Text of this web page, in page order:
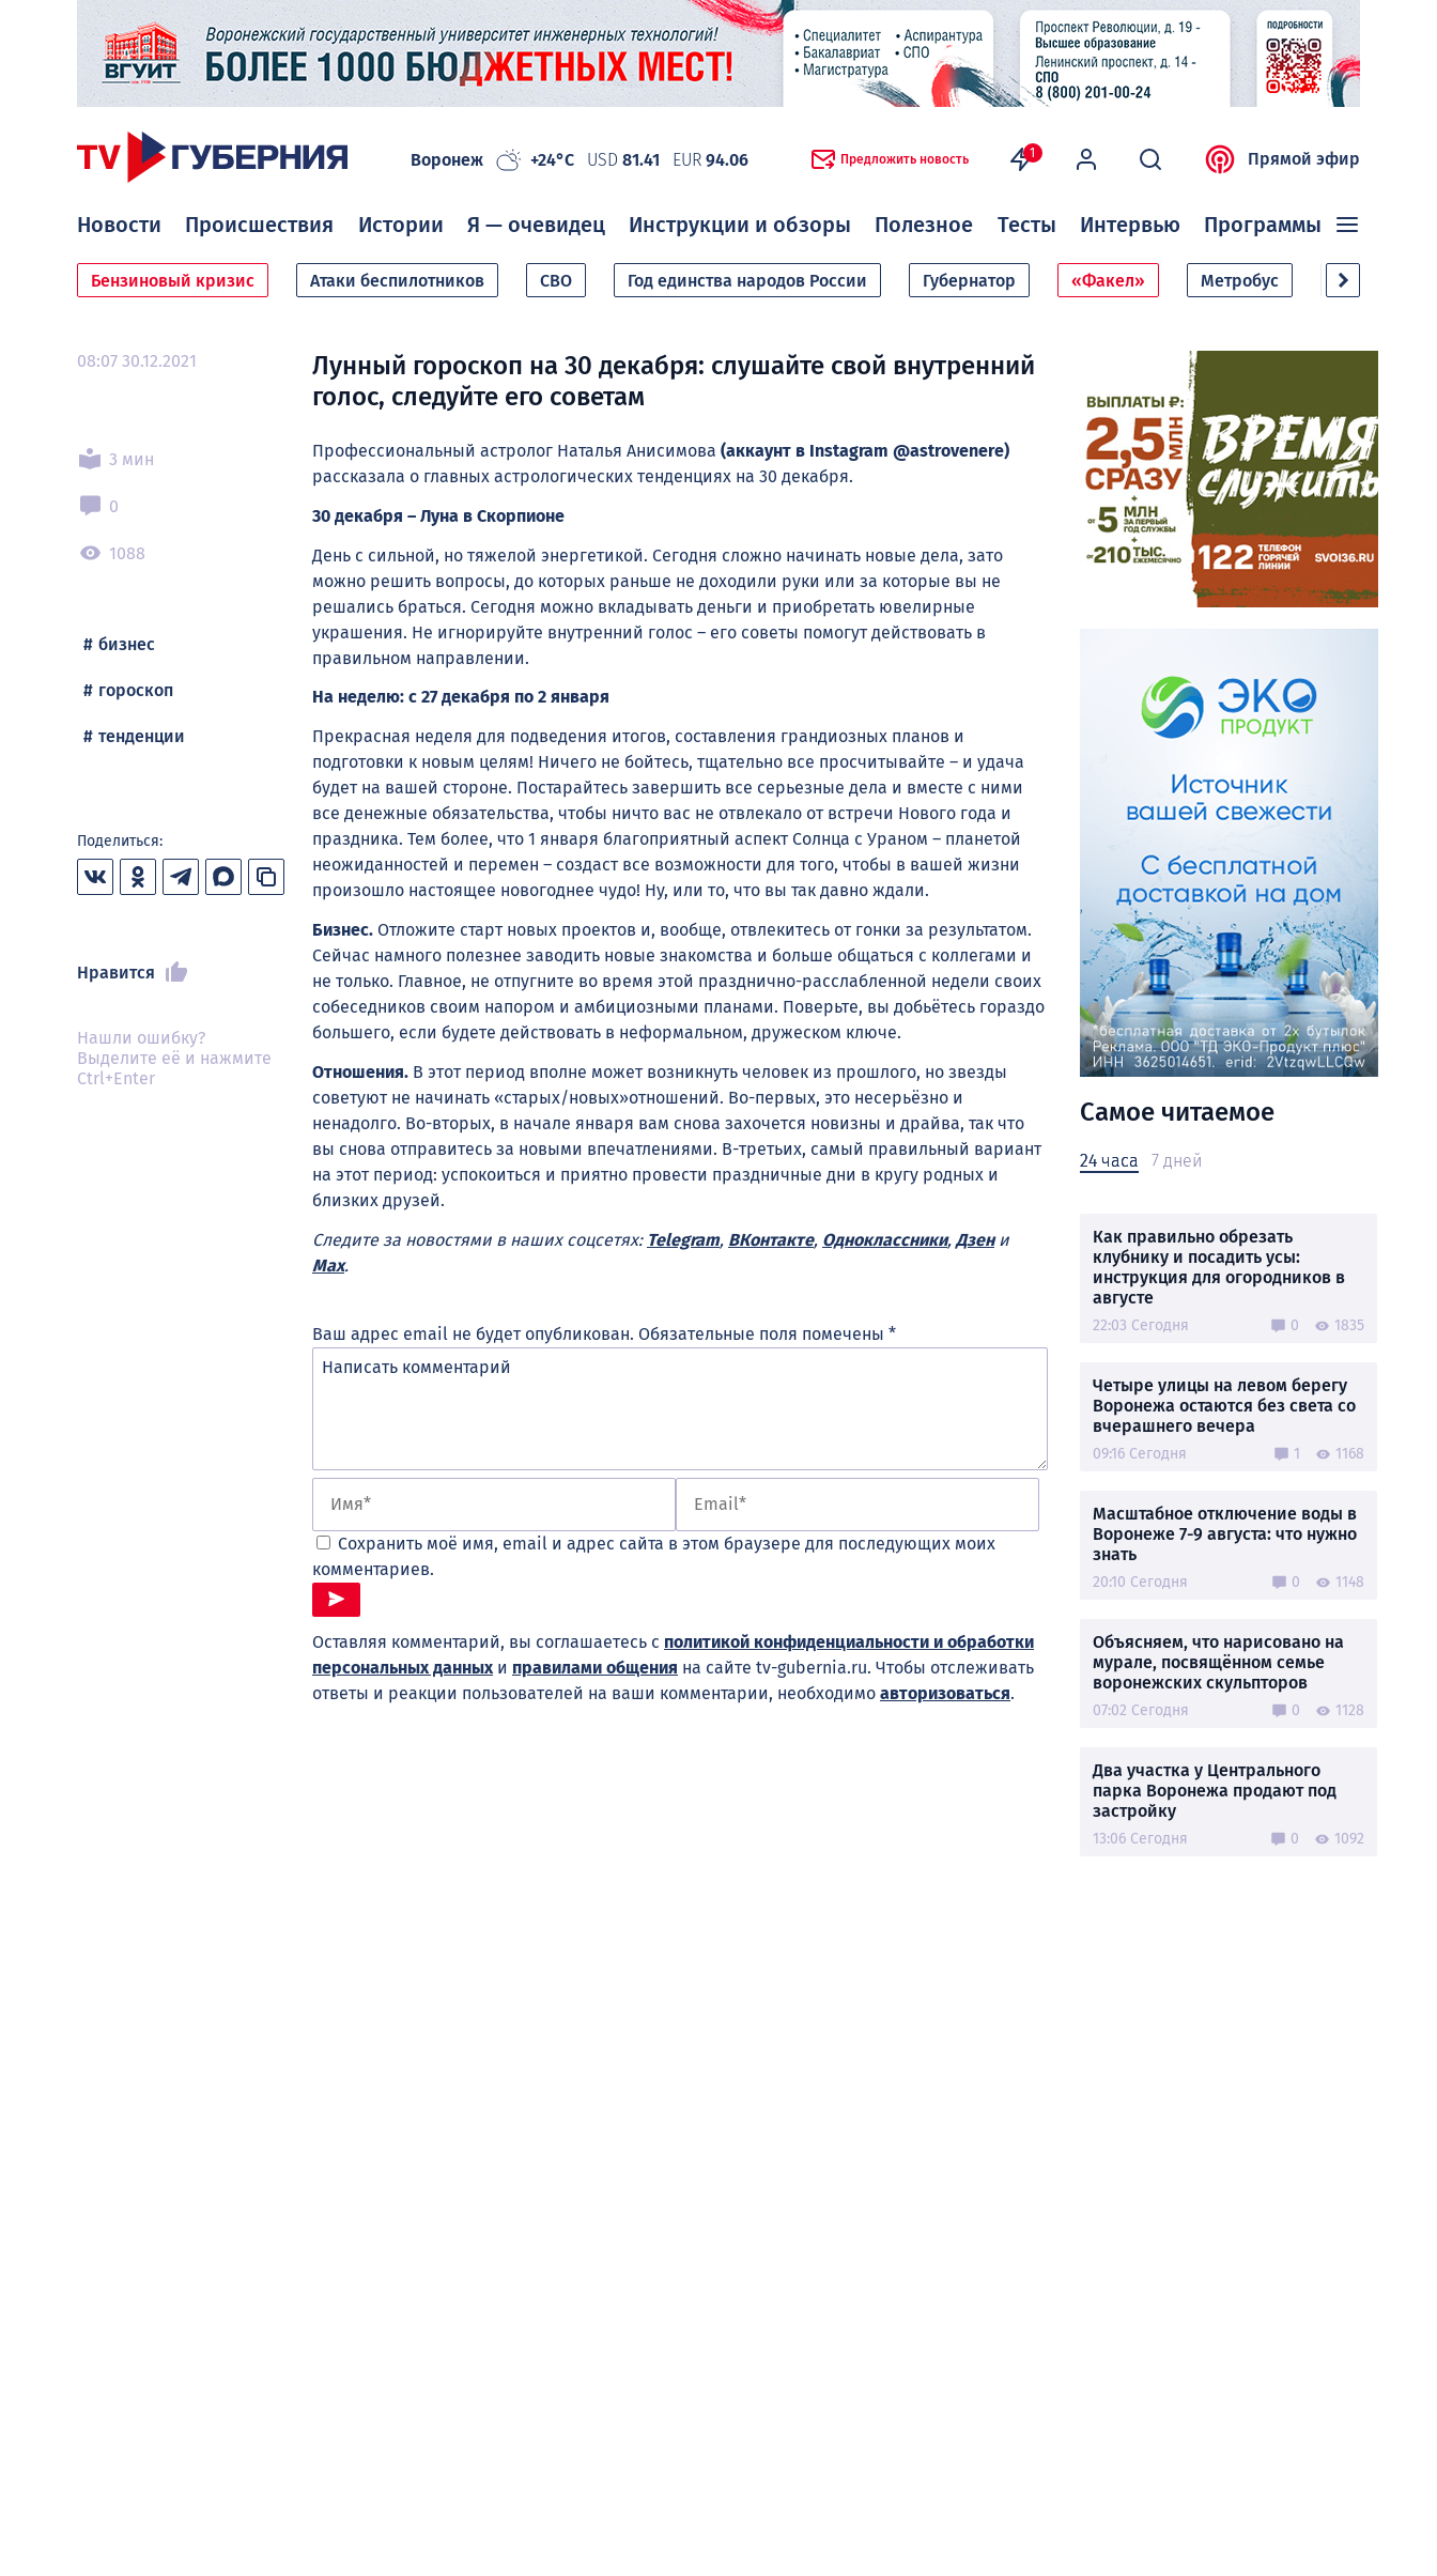
Воронеж +24°C USD 81.41 EUR 94.06 Предложить новость 1 Прямой эфир
Новости Происшествия Истории Я — очевидец Инструкции и обзоры Полезное Тесты Интервью Программы
Бензиновый кризис Атаки беспилотников СВО Год единства народов России Губернатор «Факел» Метробус Дачный
08:07 30.12.2021
3 мин
0
1088
бизнес
гороскоп
тенденции
Поделиться:
Нравится
Нашли ошибку?
Выделите её и нажмите
Ctrl+Enter
Лунный гороскоп на 30 декабря: слушайте свой внутренний
голос, следуйте его советам
Профессиональный астролог Наталья Анисимова (аккаунт в Instagram @astrovenere)
рассказала о главных астрологических тенденциях нa 30 декабря.
30 декабря – Луна в Скорпионе
День с сильной, но тяжелой энергетикой. Сегодня сложно начинать новые дела, зато
можно решить вопросы, до которых раньше не доходили руки или за которые вы не
решались браться. Сегодня можно вкладывать деньги и приобретать ювелирные
украшения. Не игнорируйте внутренний голос – его советы помогут действовать в
правильном направлении.
На неделю: с 27 декабря по 2 января
Прекрасная неделя для подведения итогов, составления грандиозных планов и
подготовки к новым целям! Ничего не бойтесь, тщательно все просчитывайте – и удача
будет на вашей стороне. Постарайтесь завершить все серьезные дела и вместе с ними
все денежные обязательства, чтобы ничто вас не отвлекало от встречи Нового года и
праздника. Тем более, что 1 января благоприятный аспект Солнца с Ураном – планетой
неожиданностей и перемен – создаст все возможности для того, чтобы в вашей жизни
произошло настоящее новогоднее чудо! Ну, или то, что вы так давно ждали.
Бизнес. Отложите старт новых проектов и, вообще, отвлекитесь от гонки за результатом.
Сейчас намного полезнее заводить новые знакомства и больше общаться с коллегами и
не только. Главное, не отпугните во время этой празднично-расслабленной недели своих
собеседников своим напором и амбициозными планами. Поверьте, вы добьётесь гораздо
большего, если будете действовать в неформальном, дружеском ключе.
Отношения. В этот период вполне может возникнуть человек из прошлого, но звезды
советуют не начинать «старых/новых»отношений. Во-первых, это несерьёзно и
ненадолго. Во-вторых, в начале января вам снова захочется новизны и драйва, так что
вы снова отправитесь за новыми впечатлениями. В-третьих, самый правильный вариант
на этот период: успокоиться и приятно провести праздничные дни в кругу родных и
близких друзей.
Следите за новостями в наших соцсетях: Telegram, ВКонтакте, Одноклассники, Дзени
Max.
Ваш адрес email не будет опубликован. Обязательные поля помечены *
Сохранить моё имя, email и адрес сайта в этом браузере для последующих моих
комментариев.
Оставляя комментарий, вы соглашаетесь с политикой конфиденциальности и обработки
персональных данныхи правилами общения на сайте tv-gubernia.ru. Чтобы отслеживать
ответы и реакции пользователей на ваши комментарии, необходимо авторизоваться.
Самое читаемое
24 часа 7 дней
Как правильно обрезать
клубнику и посадить усы:
инструкция для огородников в
августе
22:03 Сегодня 0 1835
Четыре улицы на левом берегу
Воронежа остаются без света со
вчерашнего вечера
09:16 Сегодня 1 1168
Масштабное отключение воды в
Воронеже 7-9 августа: что нужно
знать
20:10 Сегодня 0 1148
Объясняем, что нарисовано на
мурале, посвящённом семье
воронежских скульпторов
07:02 Сегодня 0 1128
Два участка у Центрального
парка Воронежа продают под
застройку
13:06 Сегодня 0 1092